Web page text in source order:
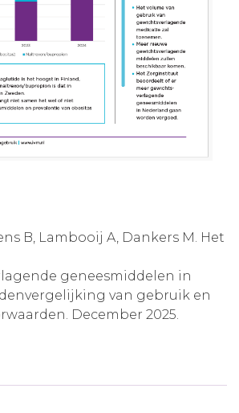
B, Lambooij A, Dankers M. Het
geneesmiddelen in
van gebruik en
December 2025.